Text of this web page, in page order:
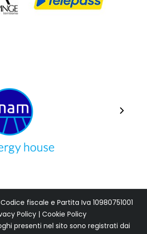
fiscale e Partita Iva 10980751001
Policy | Cookie Policy
presenti nel sito sono registrati dai